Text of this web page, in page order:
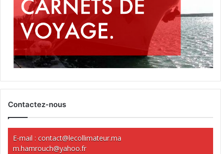
Contactez-nous
E-mail : contact@lecollimateur.ma
m.hamrouch@yahoo.fr